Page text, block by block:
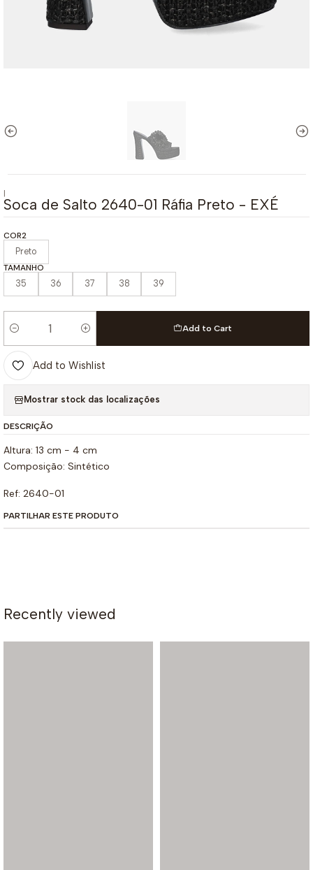
|
Soca de Salto 2640-01 Ráfia Preto - EXÉ
COR2
Preto
TAMANHO
35 36 37 38 39
Quantity
Add to Cart
Add to Wishlist
Mostrar stock das localizações
DESCRIÇÃO
Altura: 13 cm - 4 cm
Composição: Sintético
Ref: 2640-01
PARTILHAR ESTE PRODUTO
Recently viewed